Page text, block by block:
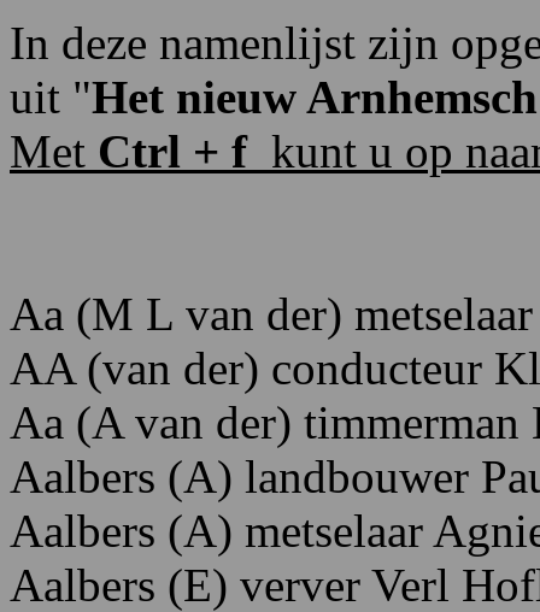
In deze namenlijst zijn
uit "Het nieuw
Met Ctrl + f kunt u op
Aa (M L van der)
AA (van der) conducteur
Aa (A van der) timmerman
Aalbers (A) landbouwer
Aalbers (A) metselaar
Aalbers (E) verver Verl